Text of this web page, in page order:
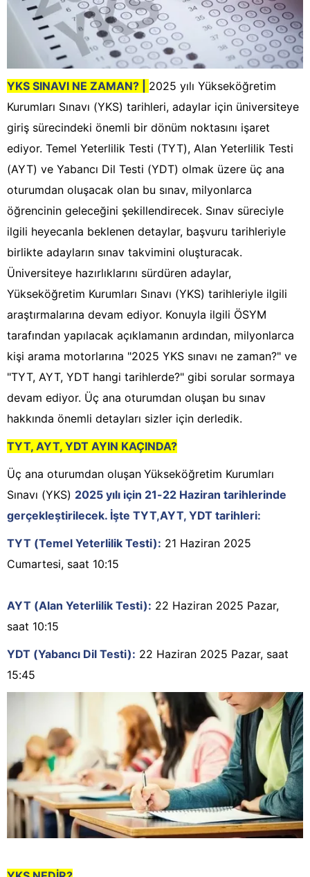
YKS SINAVI NE ZAMAN? | 2025 yılı Yükseköğretim
Kurumları Sınavı (YKS) tarihleri, adaylar için üniversiteye
giriş sürecindeki önemli bir dönüm noktasını işaret
ediyor. Temel Yeterlilik Testi (TYT), Alan Yeterlilik Testi
(AYT) ve Yabancı Dil Testi (YDT) olmak üzere üç ana
oturumdan oluşacak olan bu sınav, milyonlarca
öğrencinin geleceğini şekillendirecek. Sınav süreciyle
ilgili heyecanla beklenen detaylar, başvuru tarihleriyle
birlikte adayların sınav takvimini oluşturacak.
Üniversiteye hazırlıklarını sürdüren adaylar,
Yükseköğretim Kurumları Sınavı (YKS) tarihleriyle ilgili
araştırmalarına devam ediyor. Konuyla ilgili ÖSYM
tarafından yapılacak açıklamanın ardından, milyonlarca
kişi arama motorlarına "2025 YKS sınavı ne zaman?" ve
"TYT, AYT, YDT hangi tarihlerde?" gibi sorular sormaya
devam ediyor. Üç ana oturumdan oluşan bu sınav
hakkında önemli detayları sizler için derledik.
TYT, AYT, YDT AYIN KAÇINDA?
Üç ana oturumdan oluşan Yükseköğretim Kurumları
Sınavı (YKS) 2025 yılı için 21-22 Haziran tarihlerinde
gerçekleştirilecek. İşte TYT,AYT, YDT tarihleri:
TYT (Temel Yeterlilik Testi): 21 Haziran 2025
Cumartesi, saat 10:15
AYT (Alan Yeterlilik Testi): 22 Haziran 2025 Pazar,
saat 10:15
YDT (Yabancı Dil Testi): 22 Haziran 2025 Pazar, saat
15:45